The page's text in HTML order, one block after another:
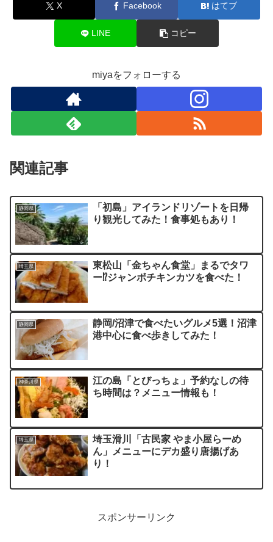
X Facebook はてブ
LINE コピー
miyaをフォローする
関連記事
静岡県
「初島」アイランドリゾートを日帰
り観光してみた！食事処もあり！
埼玉県
東松山「金ちゃん食堂」まるでタワ
ー⁉ジャンボチキンカツを食べた！
静岡県
静岡/沼津で食べたいグルメ5選！沼津
港中心に食べ歩きしてみた！
神奈川県
江の島「とびっちょ」予約なしの待
ち時間は？メニュー情報も！
埼玉県
埼玉滑川「古民家 やま小屋らーめ
ん」メニューにデカ盛り唐揚げあ
り！
スポンサーリンク